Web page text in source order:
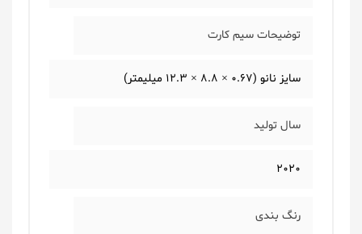
توضیحات سیم کارت
سایز نانو (0.67 × 8.8 × 12.3 میلیمتر)
سال تولید
2020
رنگ بندی